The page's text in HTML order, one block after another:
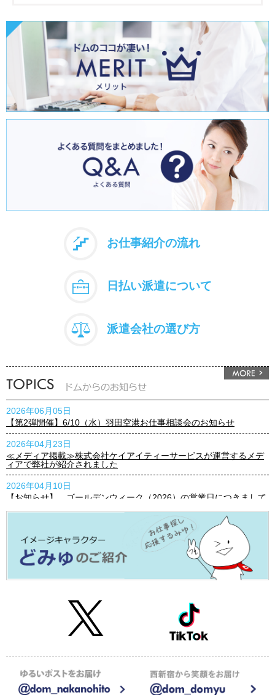
お仕事紹介の流れ
日払い派遣について
派遣会社の選び方
2026年06月05日
【第2弾開催】6/10（水）羽田空港お仕事相談会のお知らせ
2026年04月23日
≪メディア掲載≫株式会社ケイアイティーサービスが運営するメデ
ィアで弊社が紹介されました
2026年04月10日
【お知らせ】 ゴールデンウィーク（2026）の営業日につきまして
【お知らせ】3月25日(水)『プレミアムウェンズデー』実施のお知ら
2026年01月09日
≪メディア掲載≫株式会社CAREER FOCUSの運営するメディアで
紹介されました！
2026年01月05日
【お知らせ】新年のご挨拶2026
2025年12月15日
2025年08月20日
サイト一部リニューアルのお知らせ